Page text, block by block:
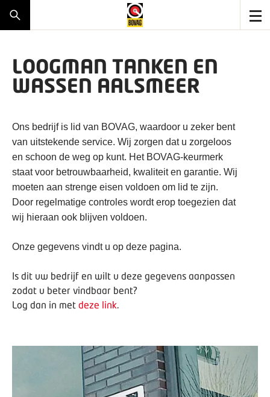
LOOGMAN TANKEN EN
WASSEN AALSMEER
Ons bedrijf is lid van BOVAG, waardoor u zeker bent
van uitstekende service. Wij zorgen dat u zorgeloos
en schoon de weg op kunt. Het BOVAG-keurmerk
staat voor betrouwbaarheid, kwaliteit en garantie. Wij
moeten aan strenge eisen voldoen om lid te zijn.
Door regelmatige controles wordt erop toegezien dat
wij hieraan ook blijven voldoen.
Onze gegevens vindt u op deze pagina.
Is dit uw bedrijf en wilt u deze gegevens aanpassen
zodat u beter vindbaar bent?
Log dan in met deze link.